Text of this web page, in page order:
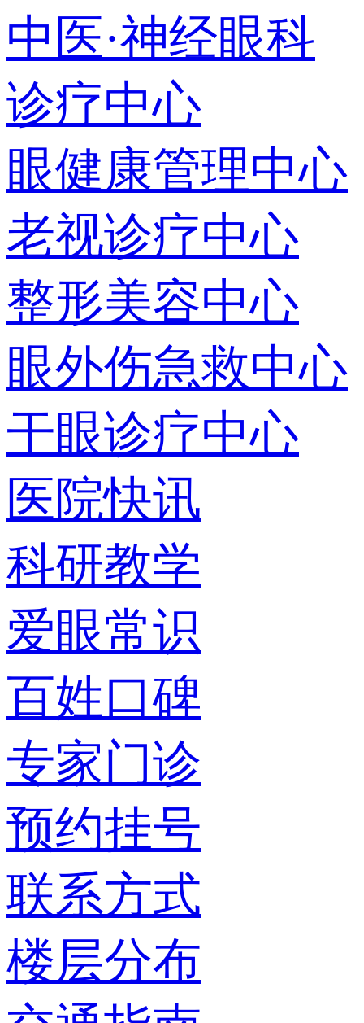
中医·神经眼科
诊疗中心
眼健康管理中心
老视诊疗中心
整形美容中心
眼外伤急救中心
干眼诊疗中心
医院快讯
科研教学
爱眼常识
百姓口碑
专家门诊
预约挂号
联系方式
楼层分布